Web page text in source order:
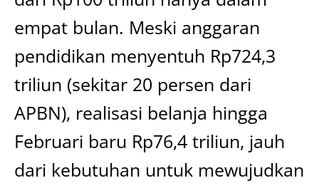
empat bulan. Meski anggaran
pendidikan menyentuh Rp724,3
triliun (sekitar 20 persen dari
APBN), realisasi belanja hingga
Februari baru Rp76,4 triliun, jauh
dari kebutuhan untuk mewujudkan